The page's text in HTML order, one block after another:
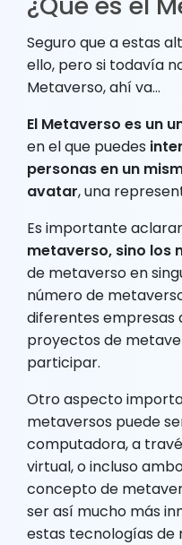
Seguro que a estas
ello, pero si todavía
Metaverso, ahí va…
El Metaverso es un
en el que puedes
personas en un
avatar, una
Es importante
metaverso, sino los
de metaverso en
número de
diferentes empresas
proyectos de
participar.
Otro aspecto
metaversos puede
computadora, a
virtual, o incluso
concepto de
ser así mucho más
estas tecnologías de